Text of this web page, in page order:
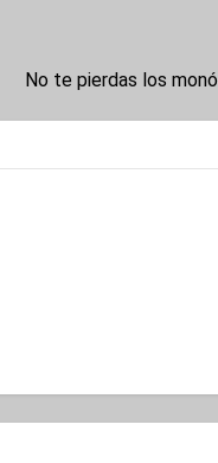
No te pierdas los